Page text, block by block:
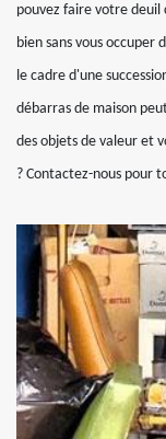
pouvez faire votre deuil
bien sans vous occuper
le cadre d'une
débarras de maison
des objets de valeur et
? Contactez-nous pour